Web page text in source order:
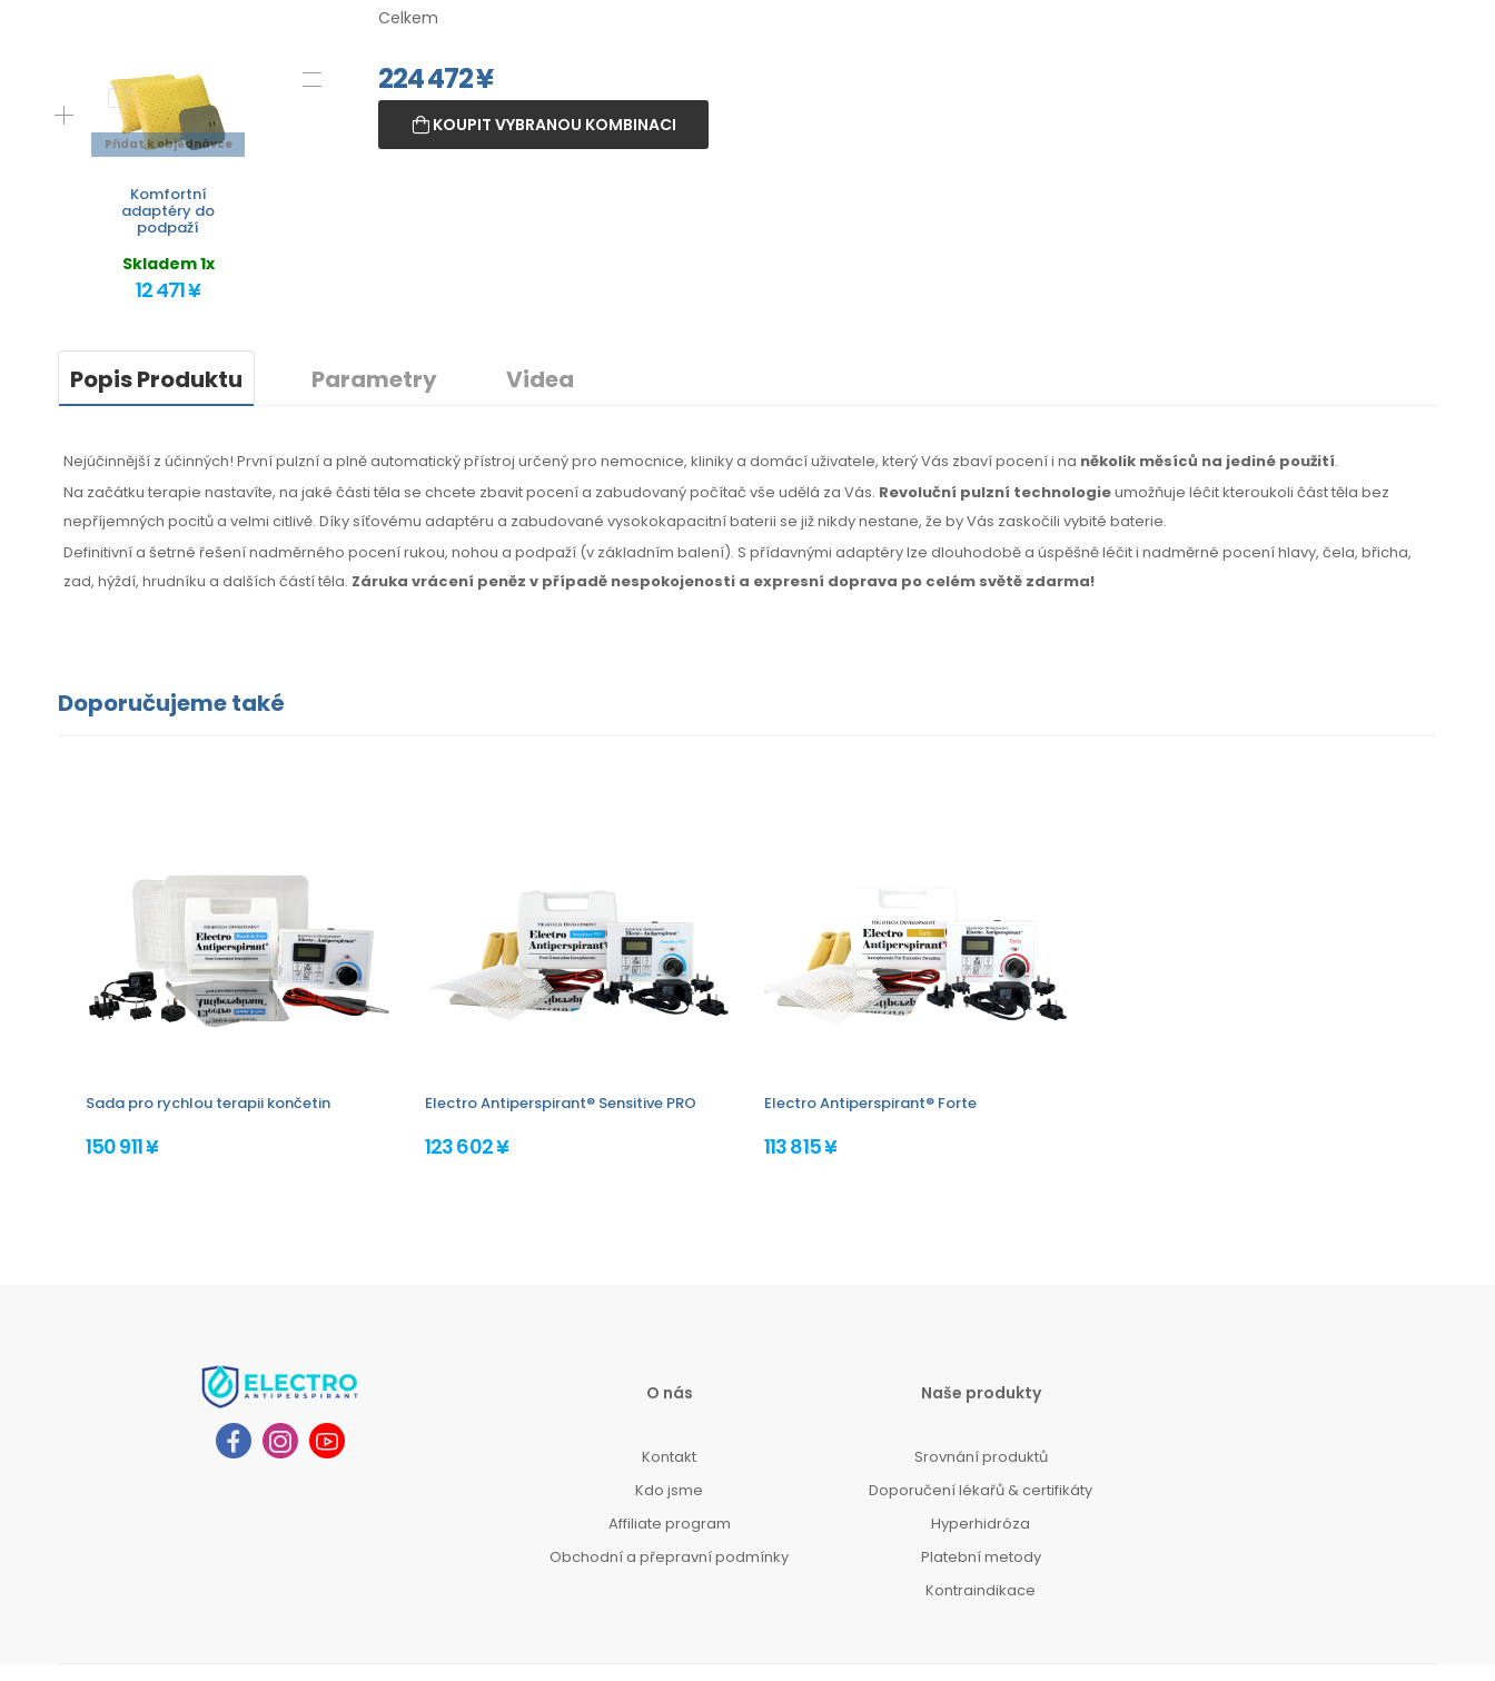
Přidat k objednávce
Komfortní
adaptéry do
podpaží
Skladem 1x
12 471 ¥
Celkem
224 472¥
KOUPIT VYBRANOU KOMBINACI
Popis Produktu Parametry Videa
Nejúčinnější z účinných! První pulzní a plně automatický přístroj určený pro nemocnice, kliniky a domácí uživatele, který Vás zbaví pocení i na několik měsíců na jediné použití.
Na začátku terapie nastavíte, na jaké části těla se chcete zbavit pocení a zabudovaný počítač vše udělá za Vás. Revoluční pulzní technologieumožňuje léčit kteroukoli část těla bez
nepříjemných pocitů a velmi citlivě. Díky síťovému adaptéru a zabudované vysokokapacitní baterii se již nikdy nestane, že by Vás zaskočili vybité baterie.
Definitivní a šetrné řešení nadměrného pocení rukou, nohou a podpaží (v základním balení). S přídavnými adaptéry lze dlouhodobě a úspěšně léčit i nadměrné pocení hlavy, čela, břicha,
zad, hýždí, hrudníku a dalších částí těla. Záruka vrácení peněz v případě nespokojenosti a expresní doprava po celém světě zdarma!
Doporučujeme také
Sada pro rychlou terapii končetin
150 911 ¥
Electro Antiperspirant® Sensitive PRO
123 602 ¥
Electro Antiperspirant® Forte
113 815 ¥
O nás
Kontakt
Kdo jsme
Affiliate program
Obchodní a přepravní podmínky
Naše produkty
Srovnání produktů
Doporučení lékařů & certifikáty
Hyperhidróza
Platební metody
Kontraindikace